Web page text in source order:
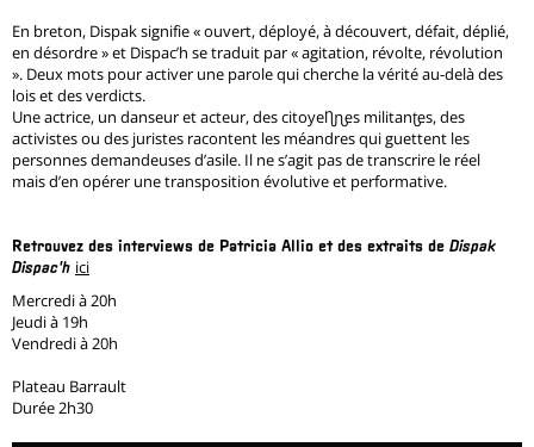
En breton, Dispak signifie « ouvert, déployé, à découvert, défait, déplié,
en désordre » et Dispac’h se traduit par « agitation, révolte, révolution
». Deux mots pour activer une parole qui cherche la vérité au-delà des
lois et des verdicts.
Une actrice, un danseur et acteur, des citoyen·nes militant·es, des
activistes ou des juristes racontent les méandres qui guettent les
personnes demandeuses d’asile. Il ne s’agit pas de transcrire le réel
mais d’en opérer une transposition évolutive et performative.
Retrouvez des interviews de Patricia Allio et des extraits de Dispak
Dispac'h ici
Mercredi à 20h
Jeudi à 19h
Vendredi à 20h
Plateau Barrault
Durée 2h30